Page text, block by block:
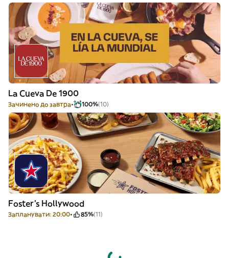
La Cueva De 1900
Зачинено до завтра 100%(10)
Foster's Hollywood
Запланувати: 20:00 85%(11)